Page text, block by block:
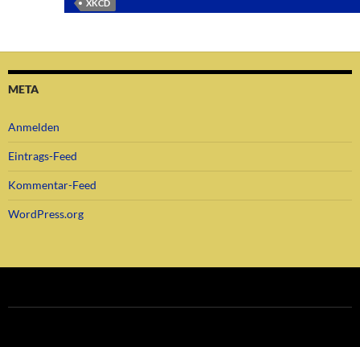
XKCD
META
Anmelden
Eintrags-Feed
Kommentar-Feed
WordPress.org